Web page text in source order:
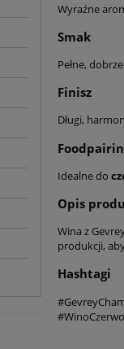
Wyraźne
Smak
Pełne,
Finisz
Długi,
Idealne do
Opis
Wina z
produkcji,
Hashtagi